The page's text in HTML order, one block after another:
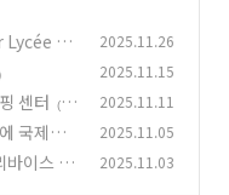
Lycée 국
2025.11.26
2025.11.15
센터
(2
2025.11.11
국제학
2025.11.05
바이스 만
2025.11.03